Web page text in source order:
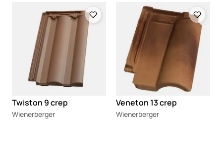
Twiston 9 crep
Wienerberger
Loading
Veneton 13 crep
Wienerberger